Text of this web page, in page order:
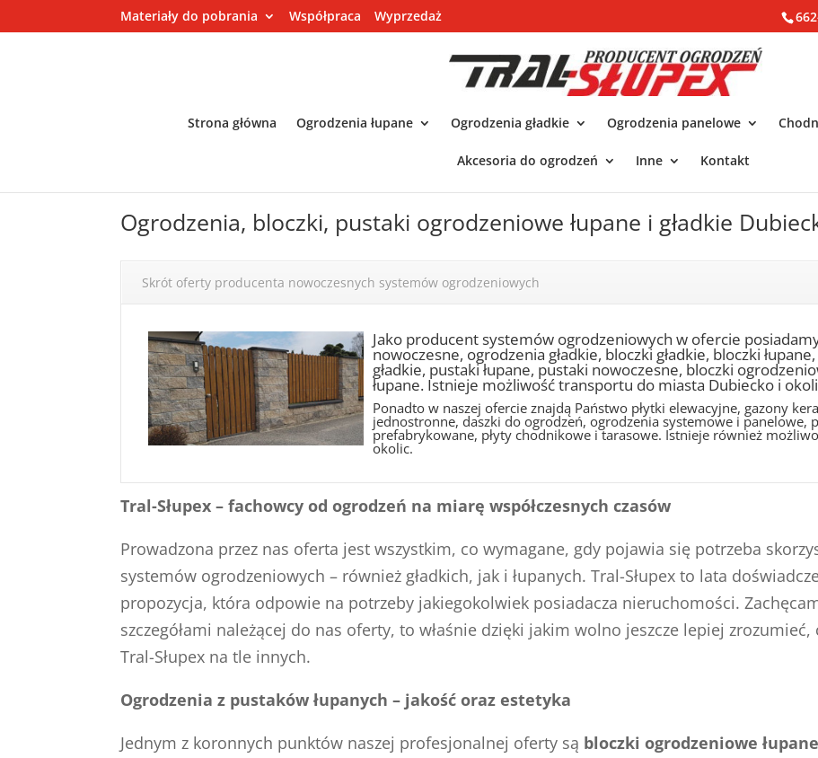
Materiały do pobrania Współpraca Wyprzedaż
Strona główna Ogrodzenia łupane Ogrodzenia gładkie Ogrodzenia panelowe
Akcesoria do ogrodzeń Inne Kontakt
Ogrodzenia, bloczki, pustaki ogrodzeniowe łupane i gładkie
Skrót oferty producenta nowoczesnych systemów ogrodzeniowych
Jako producent systemów ogrodzeniowych w ofercie
nowoczesne, ogrodzenia gładkie, bloczki gładkie, bloczki
gładkie, pustaki łupane, pustaki nowoczesne, bloczki
łupane. Istnieje możliwość transportu do miasta Dubiecko i
Ponadto w naszej ofercie znajdą Państwo płytki elewacyjne, gazony
jednostronne, daszki do ogrodzeń, ogrodzenia systemowe i panelowe,
prefabrykowane, płyty chodnikowe i tarasowe. Istnieje również
okolic.
Tral-Słupex – fachowcy od ogrodzeń na miarę współczesnych czasów
Prowadzona przez nas oferta jest wszystkim, co wymagane, gdy pojawia się potrzeba
systemów ogrodzeniowych – również gładkich, jak i łupanych. Tral-Słupex to lata
propozycja, która odpowie na potrzeby jakiegokolwiek posiadacza nieruchomości.
szczegółami należącej do nas oferty, to właśnie dzięki jakim wolno jeszcze lepiej
Tral-Słupex na tle innych.
Ogrodzenia z pustaków łupanych – jakość oraz estetyka
Jednym z koronnych punktów naszej profesjonalnej oferty są bloczki ogrodzeniowe łupane